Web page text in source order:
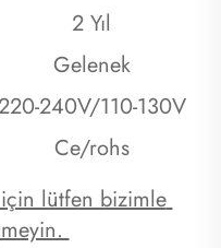
2 Yıl
Gelenek
240V/110-130V
Ce/rohs
lütfen bizimle